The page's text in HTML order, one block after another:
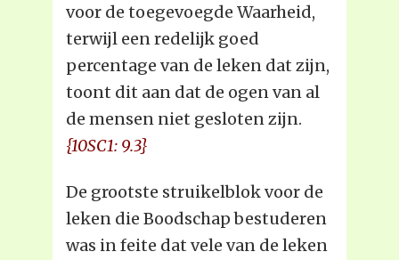
voor de toegevoegde Waarheid,
terwijl een redelijk goed
percentage van de leken dat zijn,
toont dit aan dat de ogen van al
de mensen niet gesloten zijn.
{10SC1: 9.3}
De grootste struikelblok voor de
leken die Boodschap bestuderen
was in feite dat vele van de leken